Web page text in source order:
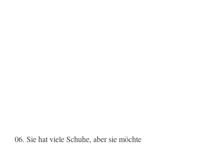
06. Sie hat viele Schuhe, aber sie möchte